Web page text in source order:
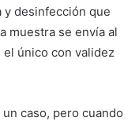
y desinfección que
muestra se envía al
el único con validez
caso, pero cuando